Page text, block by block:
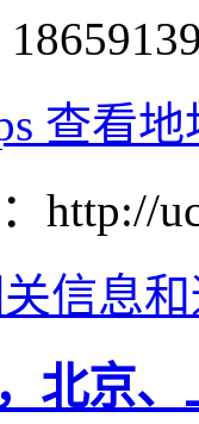
查看
http://
信息
北京